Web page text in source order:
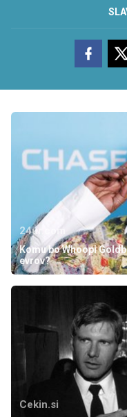
24ur.com
Komu bo Whoopi
evrov?
Cekin.si